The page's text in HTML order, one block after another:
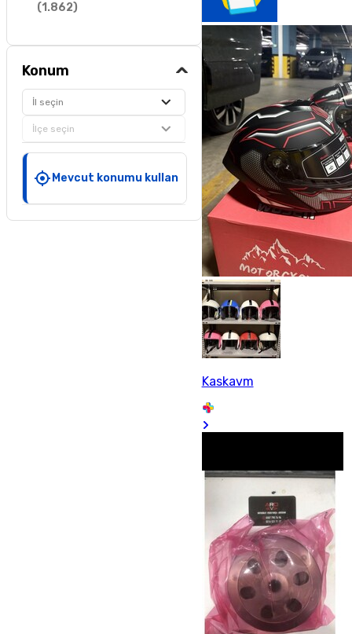
(1.862)
Konum
İl seçin
İlçe seçin
Mevcut konumu kullan
Kaskavm